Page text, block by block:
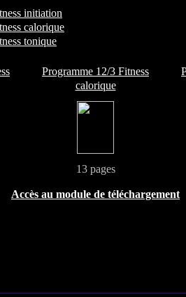
initiation
calorique
tonique
Programme 12/3 Fitness
calorique
13 pages
Accès au module de téléchargement